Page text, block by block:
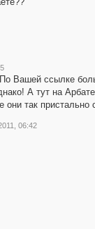
Вашей ссылке
А тут на
так пристально
06:42